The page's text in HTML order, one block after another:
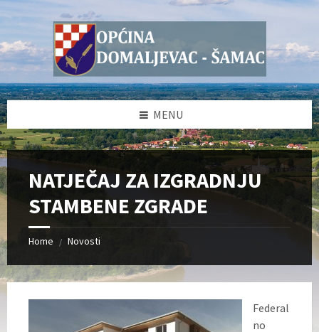
Skip
to
Skip
to
sidebar
Skip
to
sidebar
Skip
to
MENU
NATJEČAJ ZA IZGRADNJU
STAMBENE ZGRADE
Home / Novosti
Federal
no